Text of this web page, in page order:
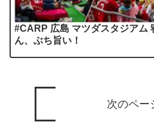
#CARP 広島 マツダスタジアム
ん、ぶち旨い！
次のペー